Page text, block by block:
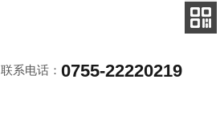
联系电话：0755-22220219
客服
电话